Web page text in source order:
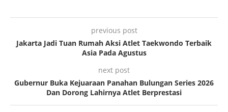
previous post
Jakarta Jadi Tuan Rumah Aksi Atlet Taekwondo Terbaik
Asia Pada Agustus
next post
Gubernur Buka Kejuaraan Panahan Bulungan Series 2026
Dan Dorong Lahirnya Atlet Berprestasi